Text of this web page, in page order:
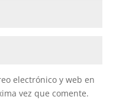
electrónico y web en
vez que comente.